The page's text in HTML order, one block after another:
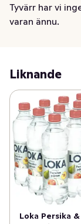
mineraler och
ängarna och
lätt uppfriskad
även gott
Vattenfond, i
liter Ramlösa
Vattenfond
Röda Korsets
världen.
kyld. Till
närhelst
bubbelvatten.
Tyvärr har vi
varan ännu.
Liknande
Loka Persika